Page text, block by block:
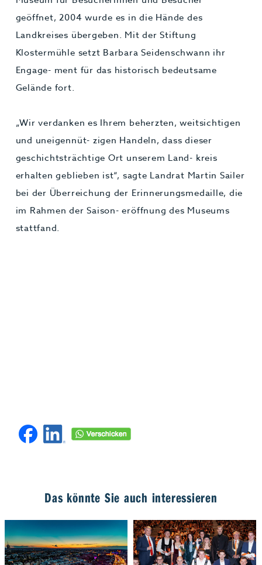
geöffnet, 2004 wurde es in die Hände des
Landkreises übergeben. Mit der Stiftung
Klostermühle setzt Barbara Seidenschwann ihr
Engage- ment für das historisch bedeutsame
Gelände fort.
„Wir verdanken es Ihrem beherzten, weitsichtigen
und uneigennüt- zigen Handeln, dass dieser
geschichtsträchtige Ort unserem Land- kreis
erhalten geblieben ist“, sagte Landrat Martin Sailer
bei der Überreichung der Erinnerungsmedaille, die
im Rahmen der Saison- eröffnung des Museums
stattfand.
Das könnte Sie auch interessieren